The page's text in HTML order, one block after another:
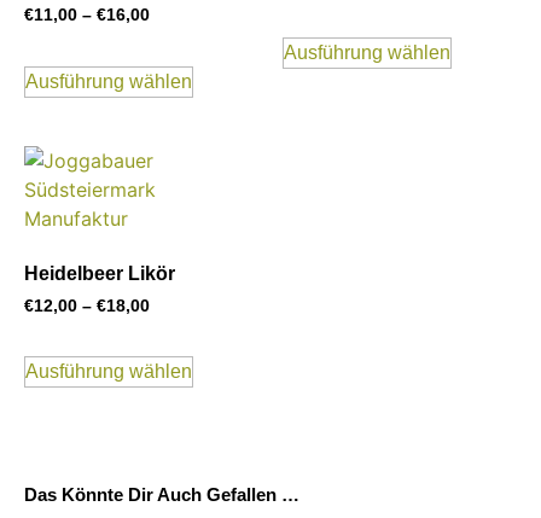
€11,00 – €16,00
Ausführung wählen
Ausführung wählen
Heidelbeer Likör
€12,00 – €18,00
Ausführung wählen
Das Könnte Dir Auch Gefallen …